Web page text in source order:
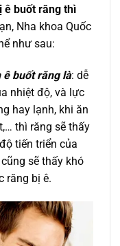
ê buốt răng thì
Nha khoa Quốc
như sau:
ê buốt răng là: dễ
nhiệt độ, và lực
hay lạnh, khi ăn
thì răng sẽ thấy
tiến triển của
sẽ thấy khó
răng bị ê.